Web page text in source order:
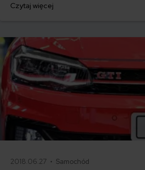
warto kupić Golfa 4, zwanego przez
Czytaj więcej
2018.06.27 • Samochód